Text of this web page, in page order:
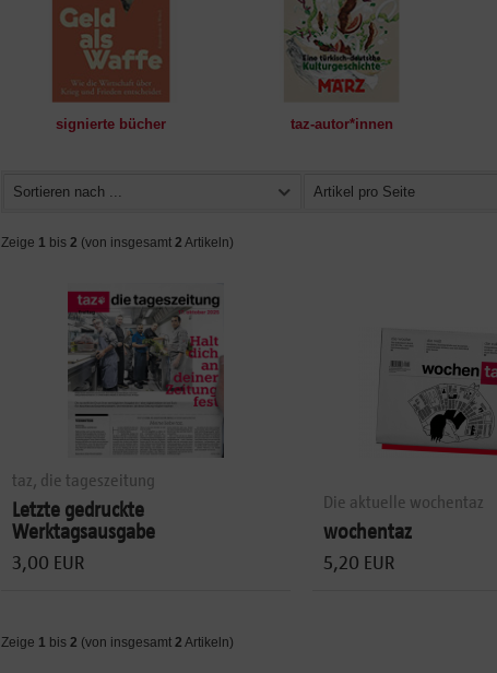
signierte bücher taz-autor*innen
Sortieren nach ... Artikel pro Seite
Zeige 1 bis 2 (von insgesamt 2 Artikeln)
taz, die tageszeitung
Letzte gedruckte
Werktagsausgabe
3,00 EUR
Die aktuelle wochentaz
wochentaz
5,20 EUR
Zeige 1 bis 2 (von insgesamt 2 Artikeln)